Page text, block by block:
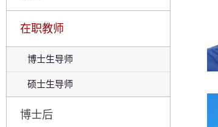
在职教师
博士生导师
硕士生导师
博士后